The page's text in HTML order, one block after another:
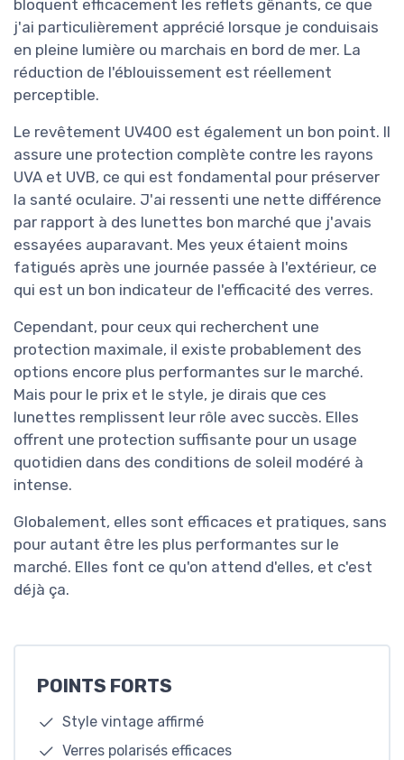
bloquent efficacement les reflets gênants, ce que
j'ai particulièrement apprécié lorsque je conduisais
en pleine lumière ou marchais en bord de mer. La
réduction de l'éblouissement est réellement
perceptible.
Le revêtement UV400 est également un bon point. Il
assure une protection complète contre les rayons
UVA et UVB, ce qui est fondamental pour préserver
la santé oculaire. J'ai ressenti une nette différence
par rapport à des lunettes bon marché que j'avais
essayées auparavant. Mes yeux étaient moins
fatigués après une journée passée à l'extérieur, ce
qui est un bon indicateur de l'efficacité des verres.
Cependant, pour ceux qui recherchent une
protection maximale, il existe probablement des
options encore plus performantes sur le marché.
Mais pour le prix et le style, je dirais que ces
lunettes remplissent leur rôle avec succès. Elles
offrent une protection suffisante pour un usage
quotidien dans des conditions de soleil modéré à
intense.
Globalement, elles sont efficaces et pratiques, sans
pour autant être les plus performantes sur le
marché. Elles font ce qu'on attend d'elles, et c'est
déjà ça.
POINTS FORTS
Style vintage affirmé
Verres polarisés efficaces